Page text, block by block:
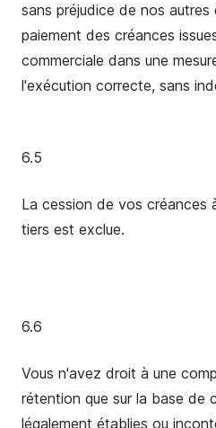
sans préjudice de nos
paiement des créances
commerciale dans une
l'exécution correcte, sans
6.5
La cession de vos créances
tiers est exclue.
6.6
Vous n'avez droit à une
rétention que sur la base de
légalement établies ou